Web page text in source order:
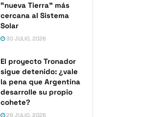
“nueva Tierra” más
cercana al Sistema
Solar
30 JULIO, 2026
El proyecto Tronador
sigue detenido: ¿vale
la pena que Argentina
desarrolle su propio
cohete?
29 JULIO, 2026